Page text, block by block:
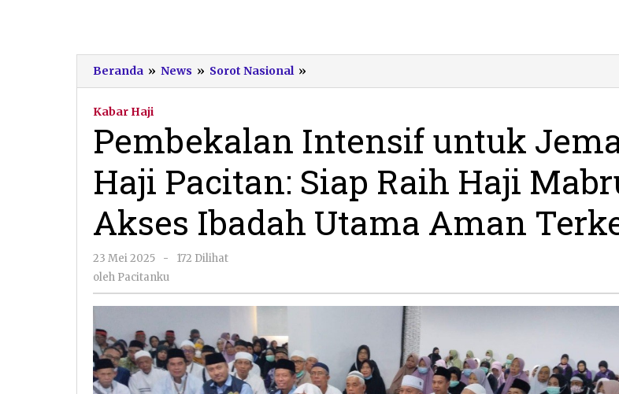
Beranda » News » Sorot Nasional »
Intensif
Haji
Pacitan:
Siap
Raih
Mabrur,
Akses
Kabar Haji
Pembekalan Intensif untuk
Haji Pacitan: Siap Raih Haji
Akses Ibadah Utama Aman
23 Mei 2025
oleh
Pacitanku
-
172 Dilihat
oleh Pacitanku